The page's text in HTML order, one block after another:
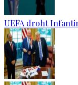
UEFA droht